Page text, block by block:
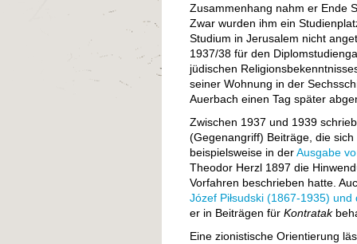
Zusammenhang nahm er Ende
Zwar wurden ihm ein
Studium in Jerusalem nicht
1937/38 für den
jüdischen
seiner Wohnung in der
Auerbach einen Tag später
Zwischen 1937 und 1939
(Gegenangriff) Beiträge, die
beispielsweise in der Ausgabe
Theodor Herzl 1897 die
Vorfahren beschrieben hatte.
Józef Piłsudski (1867-1935)
er in Beiträgen für Kontratak
Eine zionistische Orientierung